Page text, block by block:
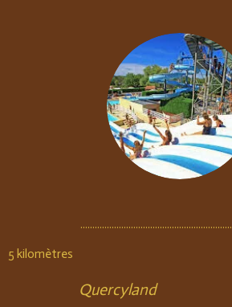
5 kilomètres
Quercyland